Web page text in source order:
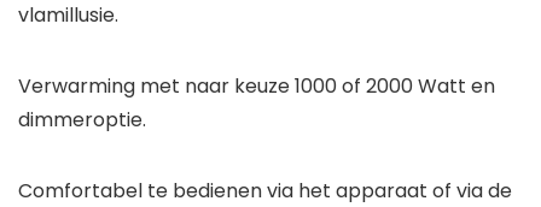
vlamillusie.
Verwarming met naar keuze 1000 of 2000 Watt en
dimmeroptie.
Comfortabel te bedienen via het apparaat of via de